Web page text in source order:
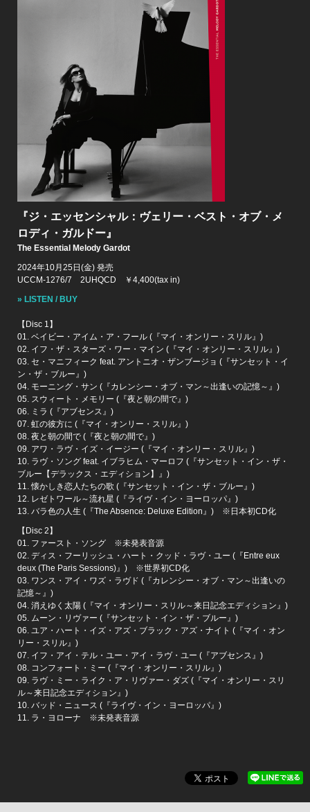
『ジ・エッセンシャル：ヴェリー・ベスト・オブ・メ
ロディ・ガルドー』
The Essential Melody Gardot
2024年10月25日(金) 発売
UCCM-1276/7 2UHQCD ￥4,400(tax in)
» LISTEN / BUY
【Disc 1】
01. ベイビー・アイム・ア・フール (『マイ・オンリー・スリル』)
02. イフ・ザ・スターズ・ワー・マイン (『マイ・オンリー・スリル』)
03. セ・マニフィーク feat. アントニオ・ザンブージョ (『サンセット・イ
ン・ザ・ブルー』)
04. モーニング・サン (『カレンシー・オブ・マン～出逢いの記憶～』)
05. スウィート・メモリー (『夜と朝の間で』)
06. ミラ (『アブセンス』)
07. 虹の彼方に (『マイ・オンリー・スリル』)
08. 夜と朝の間で (『夜と朝の間で』)
09. アワ・ラヴ・イズ・イージー (『マイ・オンリー・スリル』)
10. ラヴ・ソング feat. イブラヒム・マーロフ (『サンセット・イン・ザ・
ブルー【デラックス・エディション】』)
11. 懐かしき恋人たちの歌 (『サンセット・イン・ザ・ブルー』)
12. レゼトワール～流れ星 (『ライヴ・イン・ヨーロッパ』)
13. バラ色の人生 (『The Absence: Deluxe Edition』) ※日本初CD化
【Disc 2】
01. ファースト・ソング ※未発表音源
02. ディス・フーリッシュ・ハート・クッド・ラヴ・ユー (『Entre eux
deux (The Paris Sessions)』) ※世界初CD化
03. ワンス・アイ・ワズ・ラヴド (『カレンシー・オブ・マン～出逢いの
記憶～』)
04. 消えゆく太陽 (『マイ・オンリー・スリル～来日記念エディション』)
05. ムーン・リヴァー (『サンセット・イン・ザ・ブルー』)
06. ユア・ハート・イズ・アズ・ブラック・アズ・ナイト (『マイ・オン
リー・スリル』)
07. イフ・アイ・テル・ユー・アイ・ラヴ・ユー (『アブセンス』)
08. コンフォート・ミー (『マイ・オンリー・スリル』)
09. ラヴ・ミー・ライク・ア・リヴァー・ダズ (『マイ・オンリー・スリ
ル～来日記念エディション』)
10. バッド・ニュース (『ライヴ・イン・ヨーロッパ』)
11. ラ・ヨローナ ※未発表音源